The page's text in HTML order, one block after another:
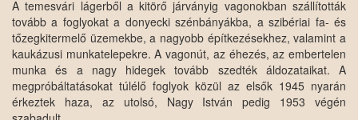
A temesvári lágerből a kitörő járványig vagonokban szállították
tovább a foglyokat a donyecki szénbányákba, a szibériai fa- és
tőzegkitermelő üzemekbe, a nagyobb építkezésekhez, valamint a
kaukázusi munkatelepekre. A vagonút, az éhezés, az embertelen
munka és a nagy hidegek tovább szedték áldozataikat. A
megpróbáltatásokat túlélő foglyok közül az elsők 1945 nyarán
érkeztek haza, az utolsó, Nagy István pedig 1953 végén